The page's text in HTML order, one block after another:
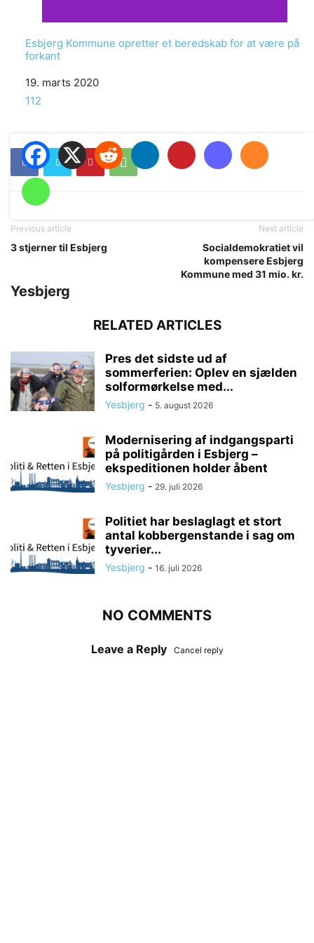
Esbjerg Kommune opretter et beredskab for at være på
forkant
Date
19. marts 2020
In relation to
112
Previous article
3 stjerner til Esbjerg
Next article
Socialdemokratiet vil
kompensere Esbjerg
Kommune med 31 mio. kr.
Yesbjerg
RELATED ARTICLES
Pres det sidste ud af
sommerferien: Oplev en sjælden
solformørkelse med...
Yesbjerg - 5. august 2026
Modernisering af indgangsparti
på politigården i Esbjerg –
ekspeditionen holder åbent
Yesbjerg - 29. juli 2026
Politiet har beslaglagt et stort
antal kobbergenstande i sag om
tyverier...
Yesbjerg - 16. juli 2026
NO COMMENTS
Leave a Reply Cancel reply